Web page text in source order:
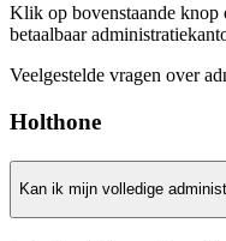
Klik op bovenstaande knop
betaalbaar
Veelgestelde vragen over
Holthone
Kan ik mijn volledige